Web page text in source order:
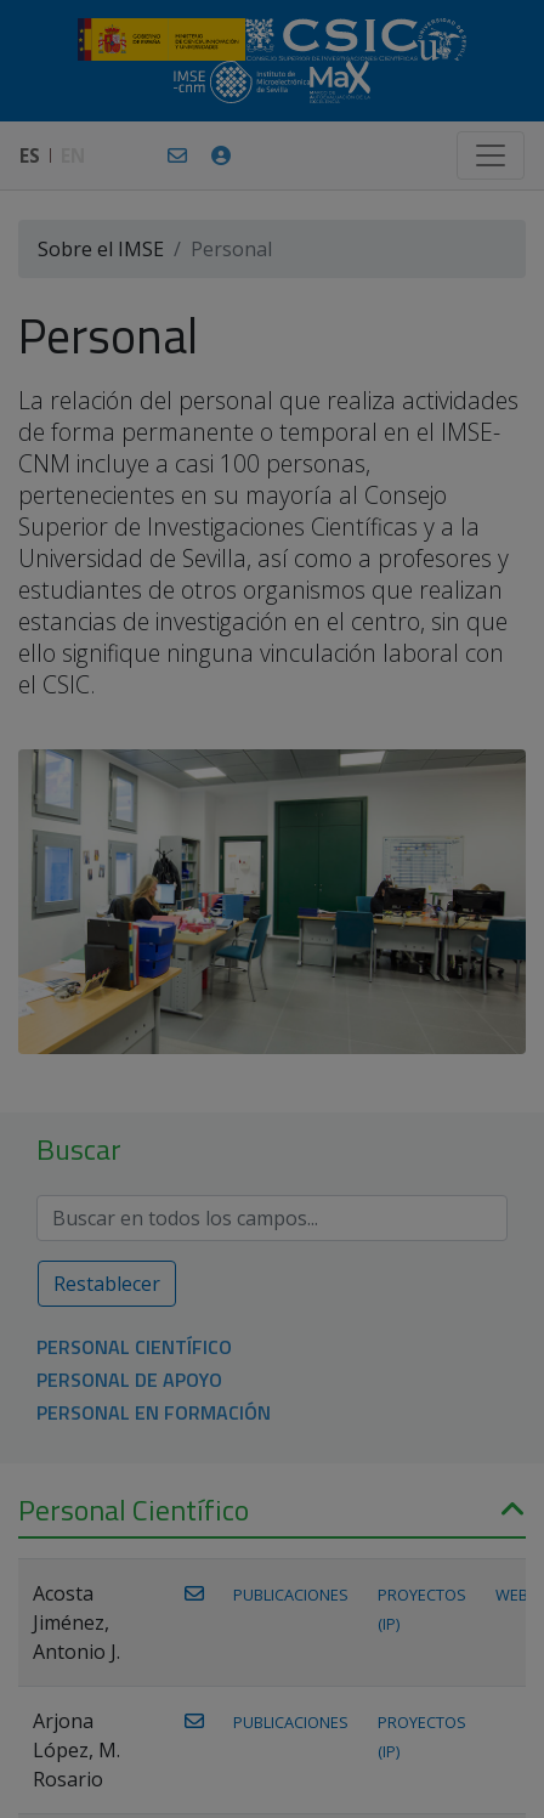
ES
Sobre el IMSE Personal
Personal
La relación del personal que realiza actividades
de forma permanente o temporal en el IMSE-
CNM incluye a casi 100 personas,
pertenecientes en su mayoría al Consejo
Superior de Investigaciones Científicas y a la
Universidad de Sevilla, así como a profesores y
estudiantes de otros organismos que realizan
estancias de investigación en el centro, sin que
ello signifique ninguna vinculación laboral con
el CSIC.
Buscar
Restablecer
PERSONAL CIENTÍFICO
PERSONAL DE APOYO
PERSONAL EN FORMACIÓN
Personal Científico
Acosta
Jiménez,
Antonio J.
PUBLICACIONES
PROYECTOS
(IP)
WEB
Arjona
López, M.
Rosario
PUBLICACIONES
PROYECTOS
(IP)